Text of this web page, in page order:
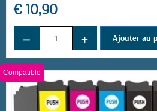
€ 10,90
− + Ajouter au
Compatible